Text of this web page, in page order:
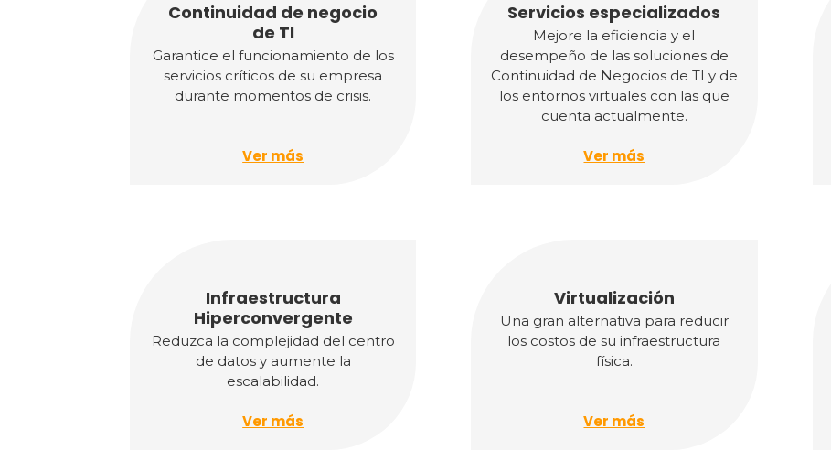
Continuidad de negocio
de TI
Garantice el funcionamiento de los
servicios críticos de su empresa
durante momentos de crisis.
Ver más
Servicios especializados
Mejore la eficiencia y el
desempeño de las soluciones de
Continuidad de Negocios de TI y de
los entornos virtuales con las que
cuenta actualmente.
Ver más
Infraestructura
Hiperconvergente
Reduzca la complejidad del centro
de datos y aumente la
escalabilidad.
Ver más
Virtualización
Una gran alternativa para reducir
los costos de su infraestructura
física.
Ver más